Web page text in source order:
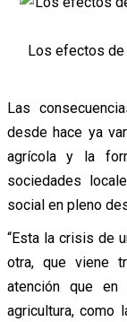
Los efectos de
Las
desde hace ya
agrícola y la
sociedades
social en pleno
“Esta la crisis de
otra, que viene
atención que
agricultura, como